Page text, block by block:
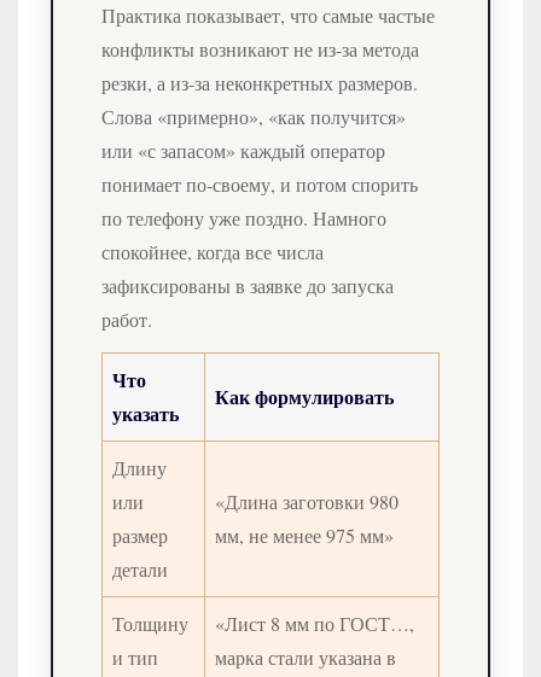
Практика показывает, что самые частые
конфликты возникают не из-за метода
резки, а из-за неконкретных размеров.
Слова «примерно», «как получится»
или «с запасом» каждый оператор
понимает по‑своему, и потом спорить
по телефону уже поздно. Намного
спокойнее, когда все числа
зафиксированы в заявке до запуска
работ.
Что
указать
Как формулировать
Длину
или
размер
детали
«Длина заготовки 980
мм, не менее 975 мм»
Толщину
и тип
«Лист 8 мм по ГОСТ…,
марка стали указана в